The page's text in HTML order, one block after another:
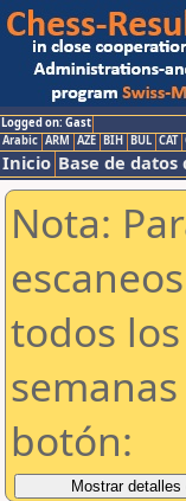
Logged on: Gast
Arabic ARM AZE BIH BUL CAT
Inicio Base de
Nota:
todos
botón: